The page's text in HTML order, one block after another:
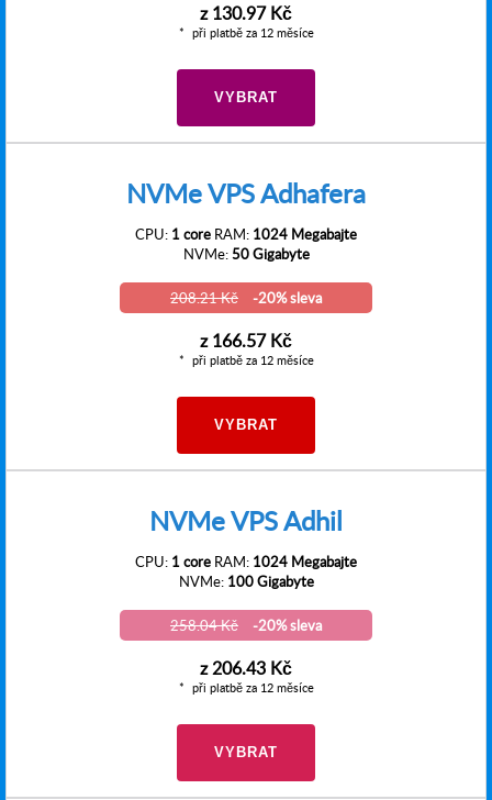
z130.97 Kč
při platbě za 12 měsíce
VYBRAT
NVMe VPS Adhafera
CPU: 1 core RAM: 1024 Megabajte
NVMe:50 Gigabyte
208.21 Kč -20% sleva
z166.57 Kč
při platbě za 12 měsíce
VYBRAT
NVMe VPS Adhil
CPU: 1 core RAM: 1024 Megabajte
NVMe: 100 Gigabyte
258.04 Kč -20% sleva
z206.43 Kč
při platbě za 12 měsíce
VYBRAT